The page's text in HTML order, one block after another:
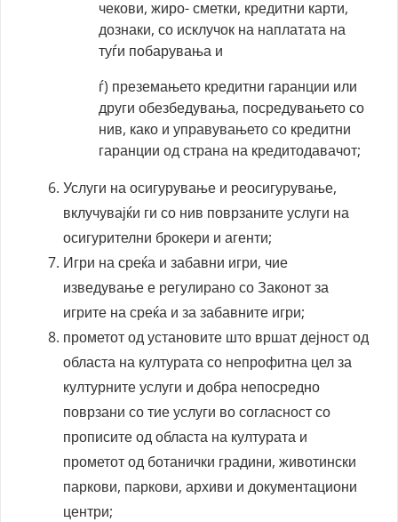
чекови, жиро- сметки, кредитни карти,
дознаки, со исклучок на наплатата на
туѓи побарувања и
ѓ) преземањето кредитни гаранции или
други обезбедувања, посредувањето со
нив, како и управувањето со кредитни
гаранции од страна на кредитодавачот;
Услуги на осигурување и реосигурување,
вклучувајќи ги со нив поврзаните услуги на
осигурителни брокери и агенти;
Игри на среќа и забавни игри, чие
изведување е регулирано со Законот за
игрите на среќа и за забавните игри;
прометот од установите што вршат дејност од
областа на културата со непрофитна цел за
културните услуги и добра непосредно
поврзани со тие услуги во согласност со
прописите од областа на културата и
прометот од ботанички градини, животински
паркови, паркови, архиви и документациони
центри;